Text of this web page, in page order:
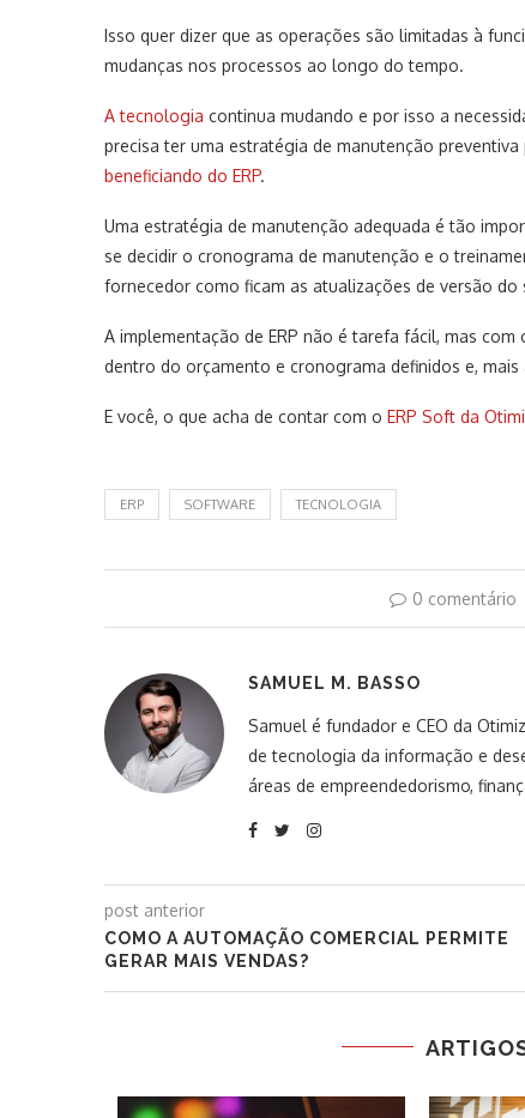
Isso quer dizer que as operações são limitadas à
mudanças nos processos ao longo do tempo.
A tecnologia continua mudando e por isso a
precisa ter uma estratégia de manutenção
beneficiando do ERP.
Uma estratégia de manutenção adequada é tão
se decidir o cronograma de manutenção e o
fornecedor como ficam as atualizações de versão do
A implementação de ERP não é tarefa fácil, mas
dentro do orçamento e cronograma definidos e,
E você, o que acha de contar com o ERP Soft da
ERP SOFTWARE TECNOLOGIA
0 comentário
SAMUEL M. BASSO
Samuel é fundador e CEO da
de tecnologia da informação e
áreas de empreendedorismo,
post anterior
COMO A AUTOMAÇÃO COMERCIAL PERMITE
GERAR MAIS VENDAS?